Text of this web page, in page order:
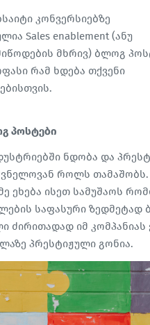
კონვერსიებზე
Sales enablement (ანუ
მხრივ) ბლოგ
რამ ხდება თქვენი
პოსტები
ნდობა და
როლს თამაშობს.
ეხება ისეთ სამუშაოს
საფასური ზედმეტად
ძირითადად იმ კომპანიას
პრესტიჟული გონია.